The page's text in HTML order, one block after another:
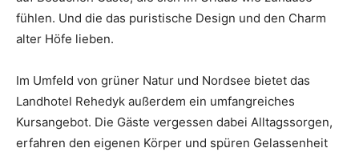
fühlen. Und die das puristische Design und den Charm
alter Höfe lieben.
Im Umfeld von grüner Natur und Nordsee bietet das
Landhotel Rehedyk außerdem ein umfangreiches
Kursangebot. Die Gäste vergessen dabei Alltagssorgen,
erfahren den eigenen Körper und spüren Gelassenheit